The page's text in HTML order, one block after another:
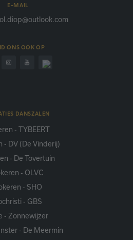
E-MAIL
ONS OOK OP
DANSZALEN
- TYBEERT
- DV (De Vinderij)
- De Tovertuin
- OLVC
- SHO
- GBS
- Zonnewijzer
- De Meermin